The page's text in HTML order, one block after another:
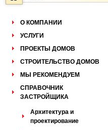
О КОМПАНИИ
УСЛУГИ
ПРОЕКТЫ ДОМОВ
СТРОИТЕЛЬСТВО ДОМОВ
МЫ РЕКОМЕНДУЕМ
СПРАВОЧНИК
ЗАСТРОЙЩИКА
Архитектура и
проектирование